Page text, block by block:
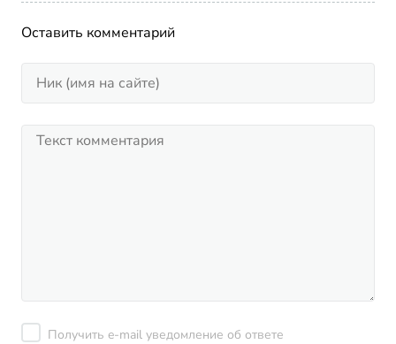
Оставить комментарий
Получить e-mail уведомление об ответе